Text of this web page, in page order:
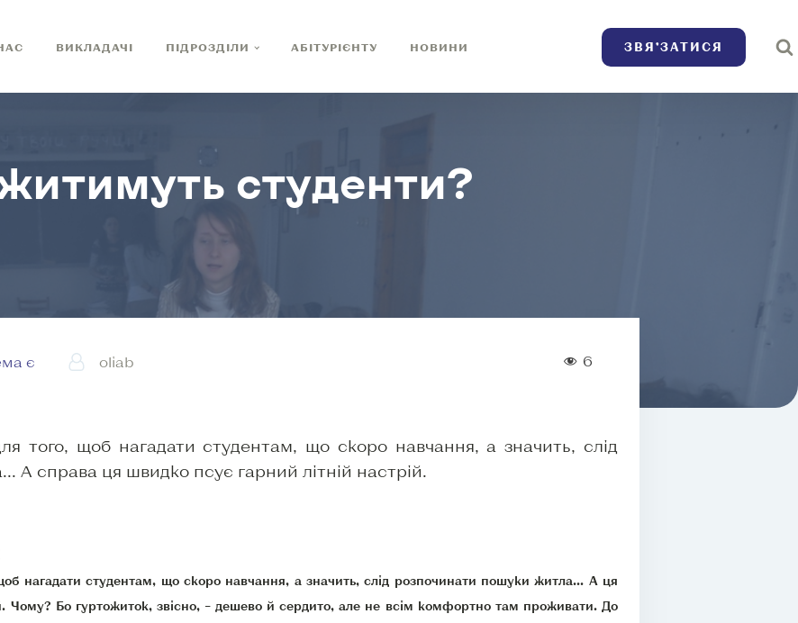
ВИКЛАДАЧІ ПІДРОЗДІЛИ АБІТУРІЄНТУ НОВИНИ ЗВЯ’ЗАТИСЯ
студенти?
є oliab 6
того, щоб нагадати студентам, що скоро навчання, а значить, слід
А справа ця швидко псує гарний літній настрій.
нагадати студентам, що скоро навчання, а значить, слід розпочинати пошуки житла... А ця
Чому? Бо гуртожиток, звісно, – дешево й сердито, але не всім комфортно там проживати. До